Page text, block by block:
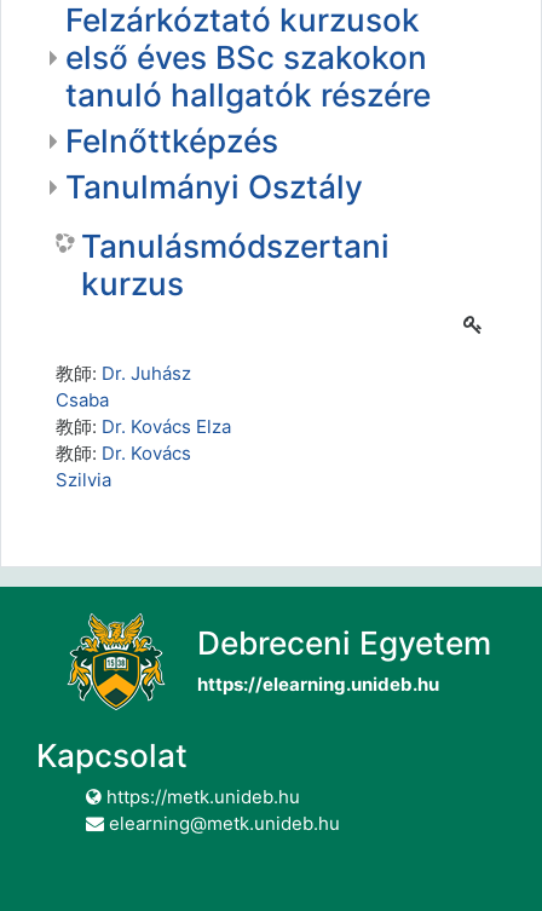
Felzárkóztató kurzusok
első éves BSc szakokon
tanuló hallgatók részére
Felnőttképzés
Tanulmányi Osztály
Tanulásmódszertani
kurzus
教師: Dr. Juhász
Csaba
教師: Dr. Kovács Elza
教師: Dr. Kovács
Szilvia
Debreceni Egyetem
https://elearning.unideb.hu
Kapcsolat
https://metk.unideb.hu
elearning@metk.unideb.hu